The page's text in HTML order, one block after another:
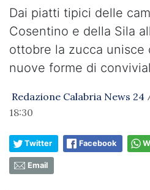
Dai piatti tipici delle
Cosentino e della Sila
ottobre la zucca unisce
nuove forme di
Redazione Calabria News 24
18:30
Twitter Facebook
Email